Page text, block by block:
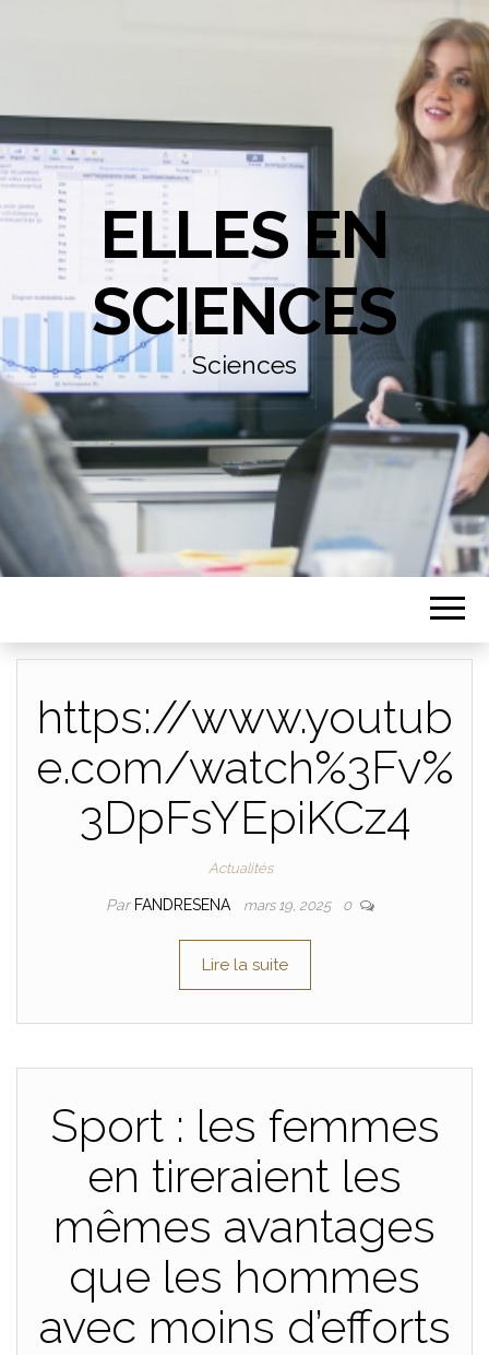
ELLES EN
SCIENCES
Sciences
https://www.youtub
e.com/watch%3Fv%
3DpFsYEpiKCz4
Actualités
Par FANDRESENA mars 19, 2025 0
Lire la suite
Sport : les femmes
en tireraient les
mêmes avantages
que les hommes
avec moins d’efforts